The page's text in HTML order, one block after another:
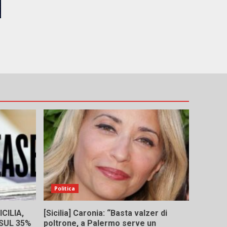
35%
Politica
[Sicilia] Caronia: “Basta valzer di
poltrone, a Palermo serve un